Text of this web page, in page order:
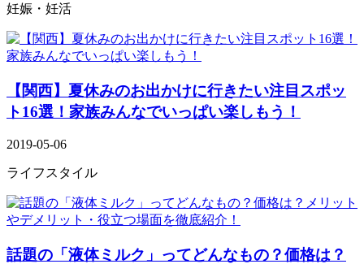
妊娠・妊活
【関西】夏休みのお出かけに行きたい注目スポッ
ト16選！家族みんなでいっぱい楽しもう！
2019-05-06
ライフスタイル
話題の「液体ミルク」ってどんなもの？価格は？